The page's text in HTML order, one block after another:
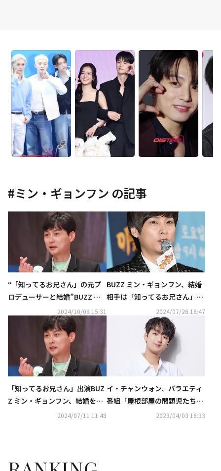
#ミン・ギョンフン の記事
“「知ってるお兄さん」の元プ
ロデューサーと結婚”BUZZ ミ
ン・ギョンフン、11月17日に挙
2024/10/08 15:31
BUZZ ミン・ギョンフン、結婚
相手は「知ってるお兄さん」プ
ロデューサー？報道に事務所が
2024/07/26 18:47
「知ってるお兄さん」出演BUZ
Z ミン・ギョンフン、結婚を電
撃発表！“幸せに暮らす”
2024/07/11 11:48
イ・チャンウォン、バラエティ
番組「屋根部屋の問題児たち」
のMCに抜擢…BUZZ ミン・ギョ
2023/04/03 16:33